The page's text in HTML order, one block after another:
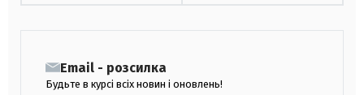
Email - розсилка
Будьте в курсі всіх новин і оновлень!